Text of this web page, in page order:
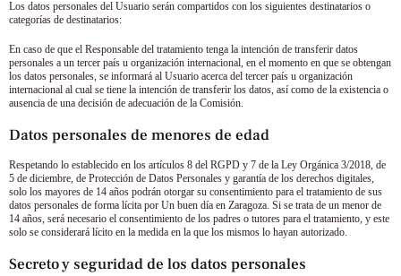
Los datos personales del Usuario serán compartidos con los siguientes destinatarios o
categorías de destinatarios:
En caso de que el Responsable del tratamiento tenga la intención de transferir datos
personales a un tercer país u organización internacional, en el momento en que se obtengan
los datos personales, se informará al Usuario acerca del tercer país u organización
internacional al cual se tiene la intención de transferir los datos, así como de la existencia o
ausencia de una decisión de adecuación de la Comisión.
Datos personales de menores de edad
Respetando lo establecido en los artículos 8 del RGPD y 7 de la Ley Orgánica 3/2018, de
5 de diciembre, de Protección de Datos Personales y garantía de los derechos digitales,
solo los mayores de 14 años podrán otorgar su consentimiento para el tratamiento de sus
datos personales de forma lícita por Un buen día en Zaragoza. Si se trata de un menor de
14 años, será necesario el consentimiento de los padres o tutores para el tratamiento, y este
solo se considerará lícito en la medida en la que los mismos lo hayan autorizado.
Secreto y seguridad de los datos personales